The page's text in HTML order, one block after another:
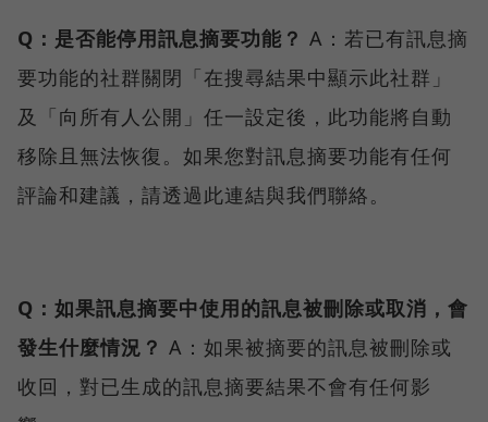
Q：是否能停用訊息摘要功能？ A：若已有訊息摘
要功能的社群關閉「在搜尋結果中顯示此社群」
及「向所有人公開」任一設定後，此功能將自動
移除且無法恢復。如果您對訊息摘要功能有任何
評論和建議，請透過此連結與我們聯絡。
Q：如果訊息摘要中使用的訊息被刪除或取消，會
發生什麼情況？ A：如果被摘要的訊息被刪除或
收回，對已生成的訊息摘要結果不會有任何影